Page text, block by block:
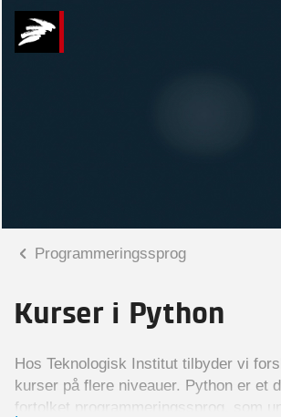
Programmeringssprog
Kurser i Python
Hos Teknologisk Institut tilbyder vi
kurser på flere niveauer. Python er et
fortolket programmeringssprog, som